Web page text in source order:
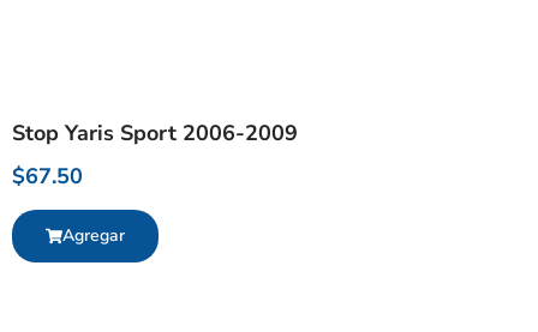
Stop Yaris Sport 2006-2009
$67.50
Agregar